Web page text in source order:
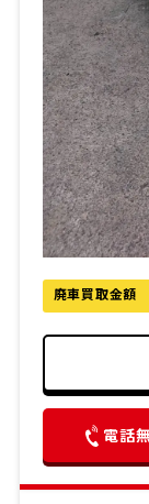
廃車買取金額
電話